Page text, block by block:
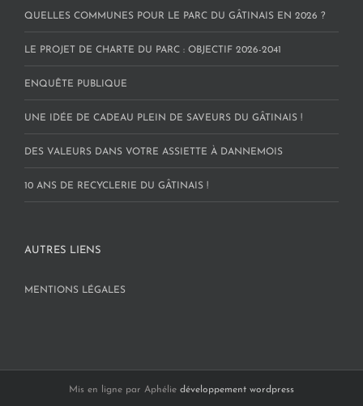
QUELLES COMMUNES POUR LE PARC DU GÂTINAIS EN 2026 ?
LE PROJET DE CHARTE DU PARC : OBJECTIF 2026-2041
ENQUÊTE PUBLIQUE
UNE IDÉE DE CADEAU PLEIN DE SAVEURS DU GÂTINAIS !
DES VALEURS DANS VOTRE ASSIETTE À DANNEMOIS
10 ANS DE RECYCLERIE DU GÂTINAIS !
AUTRES LIENS
MENTIONS LÉGALES
Mis en ligne par Aphélie développement wordpress